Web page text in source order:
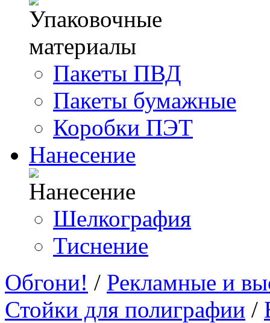
Пакеты ПВД
Пакеты бумажные
Коробки ПЭТ
Нанесение
Шелкография
Тиснение
Обгони! / Рекламные и
Стойки для полиграфии /